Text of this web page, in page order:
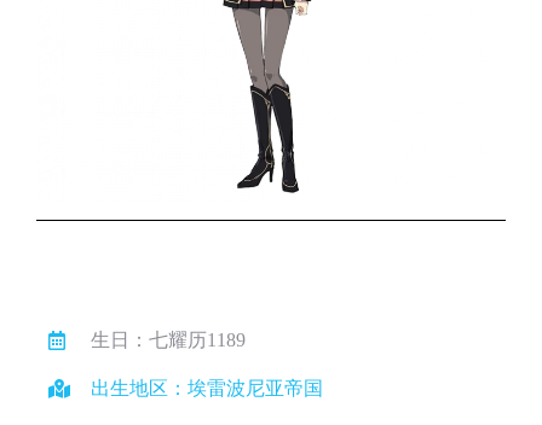
生日：七耀历1189
出生地区：埃雷波尼亚帝国